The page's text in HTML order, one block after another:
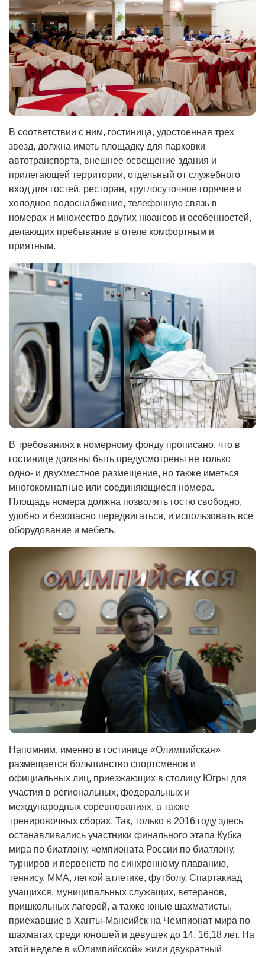
В соответствии с ним, гостиница, удостоенная трех
звезд, должна иметь площадку для парковки
автотранспорта, внешнее освещение здания и
прилегающей территории, отдельный от служебного
вход для гостей, ресторан, круглосуточное горячее и
холодное водоснабжение, телефонную связь в
номерах и множество других нюансов и особенностей,
делающих пребывание в отеле комфортным и
приятным.
В требованиях к номерному фонду прописано, что в
гостинице должны быть предусмотрены не только
одно- и двухместное размещение, но также иметься
многокомнатные или соединяющиеся номера.
Площадь номера должна позволять гостю свободно,
удобно и безопасно передвигаться, и использовать все
оборудование и мебель.
Напомним, именно в гостинице «Олимпийская»
размещается большинство спортсменов и
официальных лиц, приезжающих в столицу Югры для
участия в региональных, федеральных и
международных соревнованиях, а также
тренировочных сборах. Так, только в 2016 году здесь
останавливались участники финального этапа Кубка
мира по биатлону, чемпионата России по биатлону,
турниров и первенств по синхронному плаванию,
теннису, ММА, легкой атлетике, футболу, Спартакиад
учащихся, муниципальных служащих, ветеранов,
пришкольных лагерей, а также юные шахматисты,
приехавшие в Ханты-Мансийск на Чемпионат мира по
шахматах среди юношей и девушек до 14, 16,18 лет. На
этой неделе в «Олимпийской» жили двукратный